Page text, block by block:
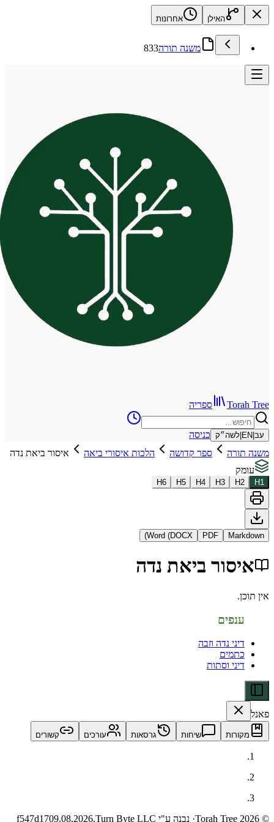
האילן אחרונות
משנה תורה833
ספריה
כניסה
ספר קדושה הלכות איסורי ביאה
איסור ביאת נדה
H3
H4
H5
H6
PDF
Word (DOCX)
ביאת נדה
נדה וזבה
וסתות
שיחות גרסאות עורכים קשורים
· נבנה ע"י Turn Byte LLC f547d1709.08.2026,